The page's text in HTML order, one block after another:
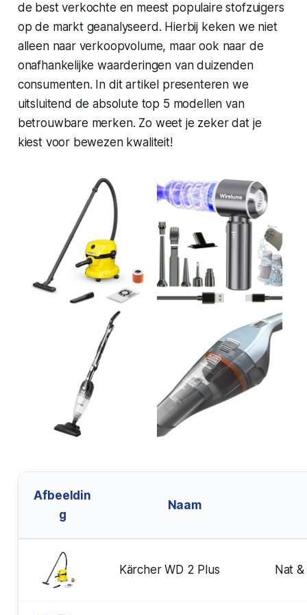
de best verkochte en meest populaire stofzuigers
op de markt geanalyseerd. Hierbij keken we niet
alleen naar verkoopvolume, maar ook naar de
onafhankelijke waarderingen van duizenden
consumenten. In dit artikel presenteren we
uitsluitend de absolute top 5 modellen van
betrouwbare merken. Zo weet je zeker dat je
kiest voor bewezen kwaliteit!
Afbeeldin
g
Naam
Kärcher WD 2 Plus Nat